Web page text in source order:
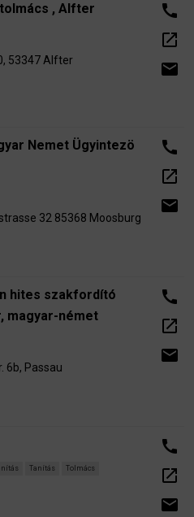
, Alfter
53347 Alfter
call
open_in_new
email
Nemet Ügyintezö
32 85368 Moosburg
call
open_in_new
email
hites szakfordító
magyar-német
6b, Passau
call
open_in_new
email
Tanítás Tolmács
call
open_in_new
email